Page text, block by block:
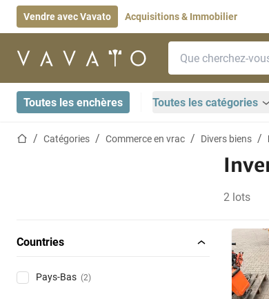
Vendre avec Vavato Acquisitions & Immobilier
Page d'accueil
Toutes les enchères Toutes les catégories
Page d'accueil
Catégories Commerce en vrac Divers biens
2 lots
Countries
Pays-Bas (2)